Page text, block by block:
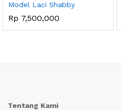
Model Laci Shabby
Rp 7,500,000
Tentang Kami